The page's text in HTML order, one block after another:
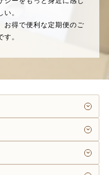
い。
お得で便利な定期便のご
す。